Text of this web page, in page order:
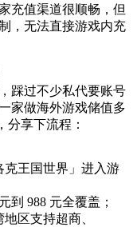
充值渠道很顺畅，但
，无法直接游戏内充
踩过不少私代要账号
家做海外游戏储值多
享下流程：
克王国世界」进入游
到 988 元全覆盖；
区支持超商、